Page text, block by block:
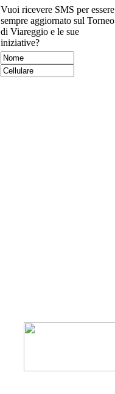
Vuoi ricevere SMS per essere
sempre aggiornato sul Torneo
di Viareggio e le sue
iniziative?